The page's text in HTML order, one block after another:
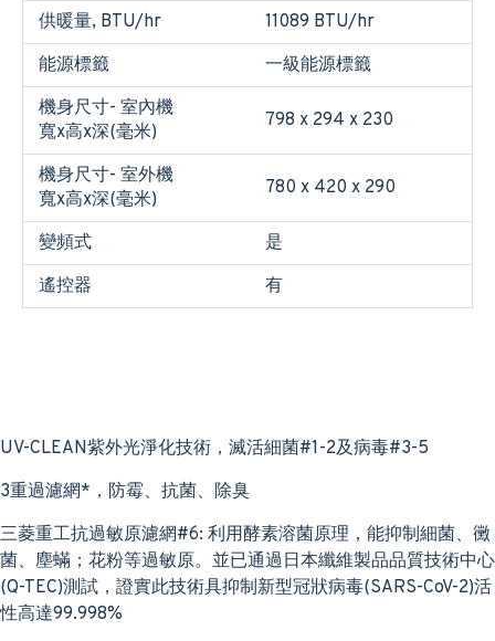
供暖量, BTU/hr
11089 BTU/hr
能源標籤
一級能源標籤
機身尺寸- 室內機
寬x高x深(毫米)
798 x 294 x 230
機身尺寸- 室外機
寬x高x深(毫米)
780 x 420 x 290
變頻式
是
遙控器
有
UV-CLEAN紫外光淨化技術，滅活細菌#1-2及病毒#3-5
3重過濾網*，防霉、抗菌、除臭
三菱重工抗過敏原濾網#6: 利用酵素溶菌原理，能抑制細菌、黴
菌、塵蟎；花粉等過敏原。並已通過日本纖維製品品質技術中心
(Q-TEC)測試，證實此技術具抑制新型冠狀病毒(SARS-CoV-2)活
性高達99.998%